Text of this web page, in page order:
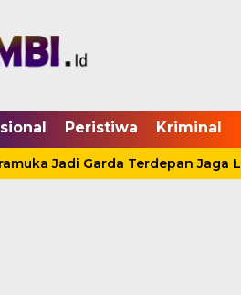
Peristiwa Kriminal
Jadi Garda Terdepan Jaga